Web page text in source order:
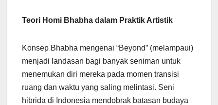
Teori Homi Bhabha dalam Praktik Artistik
Konsep Bhabha mengenai “Beyond” (melampaui)
menjadi landasan bagi banyak seniman untuk
menemukan diri mereka pada momen transisi
ruang dan waktu yang saling melintasi. Seni
hibrida di Indonesia mendobrak batasan budaya